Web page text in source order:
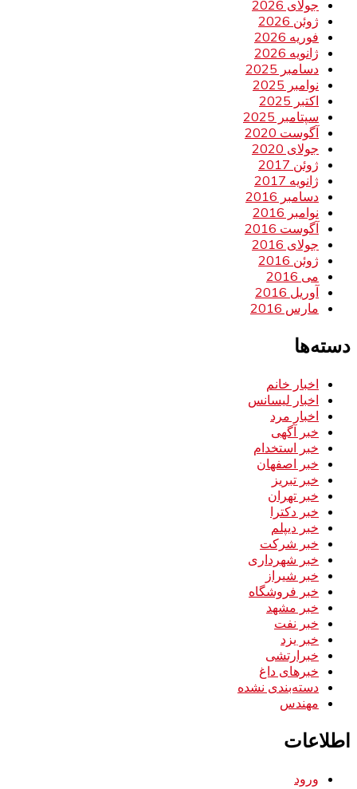
جولای 2026
ژوئن 2026
فوریه 2026
ژانویه 2026
دسامبر 2025
نوامبر 2025
اکتبر 2025
سپتامبر 2025
آگوست 2020
جولای 2020
ژوئن 2017
ژانویه 2017
دسامبر 2016
نوامبر 2016
آگوست 2016
جولای 2016
ژوئن 2016
می 2016
آوریل 2016
مارس 2016
دسته‌ها
اخبار خانم
اخبار لیسانس
اخبار مرد
خبر آگهی
خبر استخدام
خبر اصفهان
خبر تبریز
خبر تهران
خبر دکترا
خبر دیپلم
خبر شرکت
خبر شهرداری
خبر شیراز
خبر فروشگاه
خبر مشهد
خبر نفت
خبر یزد
خبرارتشی
خبرهای داغ
دسته‌بندی نشده
مهندس
اطلاعات
ورود